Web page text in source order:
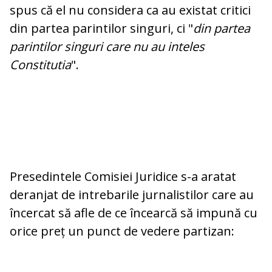
spus că el nu considera ca au existat critici
din partea parintilor singuri, ci "din partea
parintilor singuri care nu au inteles
Constitutia".
Presedintele Comisiei Juridice s-a aratat
deranjat de intrebarile jurnalistilor care au
încercat să afle de ce încearcă să impună cu
orice preț un punct de vedere partizan: